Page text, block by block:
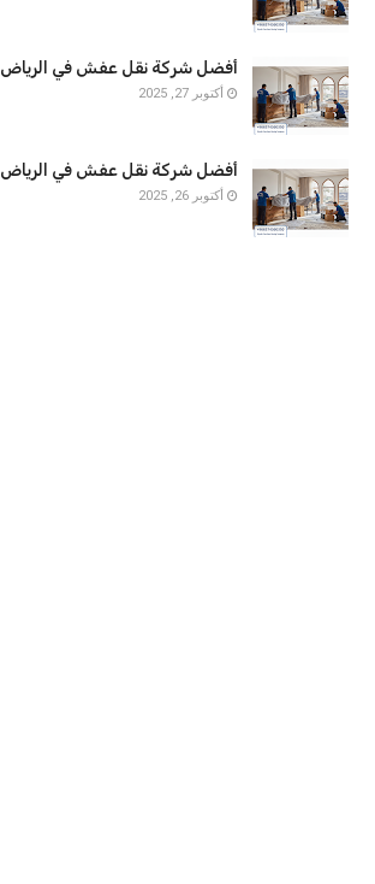
أفضل شركة نقل عفش في الرياض
أكتوبر 27, 2025
أفضل شركة نقل عفش في الرياض
أكتوبر 26, 2025